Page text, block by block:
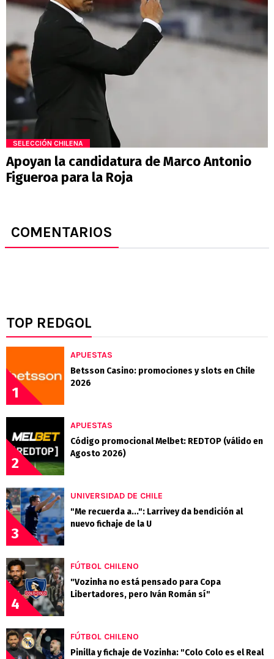
SELECCIÓN CHILENA
Apoyan la candidatura de Marco Antonio
Figueroa para la Roja
COMENTARIOS
TOP REDGOL
1
APUESTAS
Betsson Casino: promociones y slots en Chile
2026
2
APUESTAS
Código promocional Melbet: REDTOP (válido en
Agosto 2026)
3
UNIVERSIDAD DE CHILE
"Me recuerda a...": Larrivey da bendición al
nuevo fichaje de la U
4
FÚTBOL CHILENO
"Vozinha no está pensado para Copa
Libertadores, pero Iván Román sí"
FÚTBOL CHILENO
Pinilla y fichaje de Vozinha: "Colo Colo es el Real